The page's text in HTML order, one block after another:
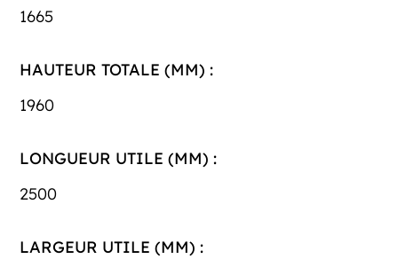
1665
HAUTEUR TOTALE (MM) :
1960
LONGUEUR UTILE (MM) :
2500
LARGEUR UTILE (MM) :